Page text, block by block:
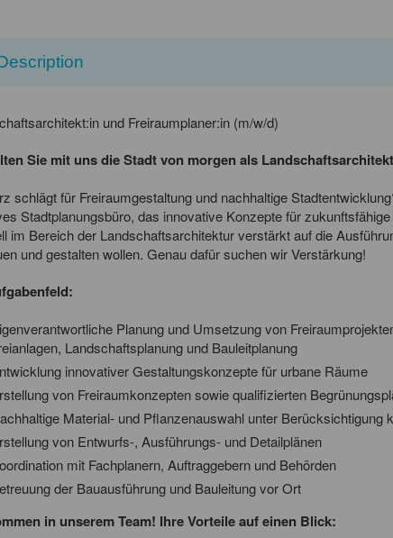
und Freiraumplaner:in (m/w/d)
Sie mit uns die Stadt von morgen als
schlägt für Freiraumgestaltung und nachhaltige
Stadtplanungsbüro, das innovative Konzepte für
im Bereich der Landschaftsarchitektur verstärkt auf die
und gestalten wollen. Genau dafür suchen wir Verstärkung!
Planung und Umsetzung von
Landschaftsplanung und Bauleitplanung
innovativer Gestaltungskonzepte für urbane Räume
von Freiraumkonzepten sowie qualifizierten
Material- und Pflanzenauswahl unter Berücksichtigung
von Entwurfs-, Ausführungs- und Detailplänen
mit Fachplanern, Auftraggebern und Behörden
der Bauausführung und Bauleitung vor Ort
in unserem Team! Ihre Vorteile auf einen Blick: